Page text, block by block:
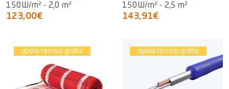
150W/m² - 2,0 m²
123,00€
150W/m² - 2,5 m²
143,91€
apoio técnico grátis apoio técnico grátis